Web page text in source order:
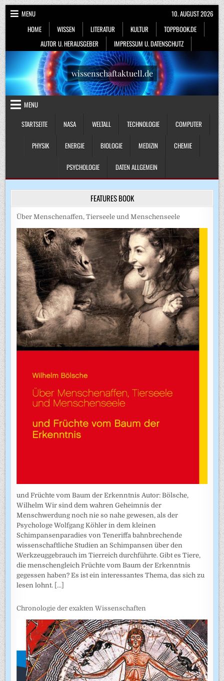
Skip
to
content
MENU
HOME
WISSEN LITERATUR KULTUR
TOPPBOOK.DE
AUTOR U. HERAUSGEBER
IMPRESSUM U. DATENSCHUTZ
10. AUGUST 2026
wissenschaftaktuell.de
MENU
STARTSEITE
NASA WELTALL TECHNOLOGIE COMPUTER
PHYSIK ENERGIE BIOLOGIE MEDIZIN CHEMIE
PSYCHOLOGIE DATEN ALLGEMEIN
FEATURES BOOK
Über Menschenaffen, Tierseele und Menschenseele
und Früchte vom Baum der Erkenntnis Autor: Bölsche,
Wilhelm Wir sind dem wahren Geheimnis der
Menschwerdung noch nie so nahe gewesen, als der
Psychologe Wolfgang Köhler in dem kleinen
Schimpansenparadies von Teneriffa bahnbrechende
wissenschaftliche Studien an Schimpansen über den
Werkzeuggebrauch im Tierreich durchführte. Gibt es Tiere,
die menschengleich Früchte vom Baum der Erkenntnis
gegessen haben? Es ist ein interessantes Thema, das sich zu
lesen lohnt. [...]
Chronologie der exakten Wissenschaften